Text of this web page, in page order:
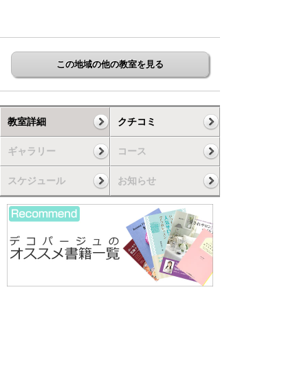
この地域の他の教室を見る
教室詳細 クチコミ
ギャラリー コース
スケジュール お知らせ